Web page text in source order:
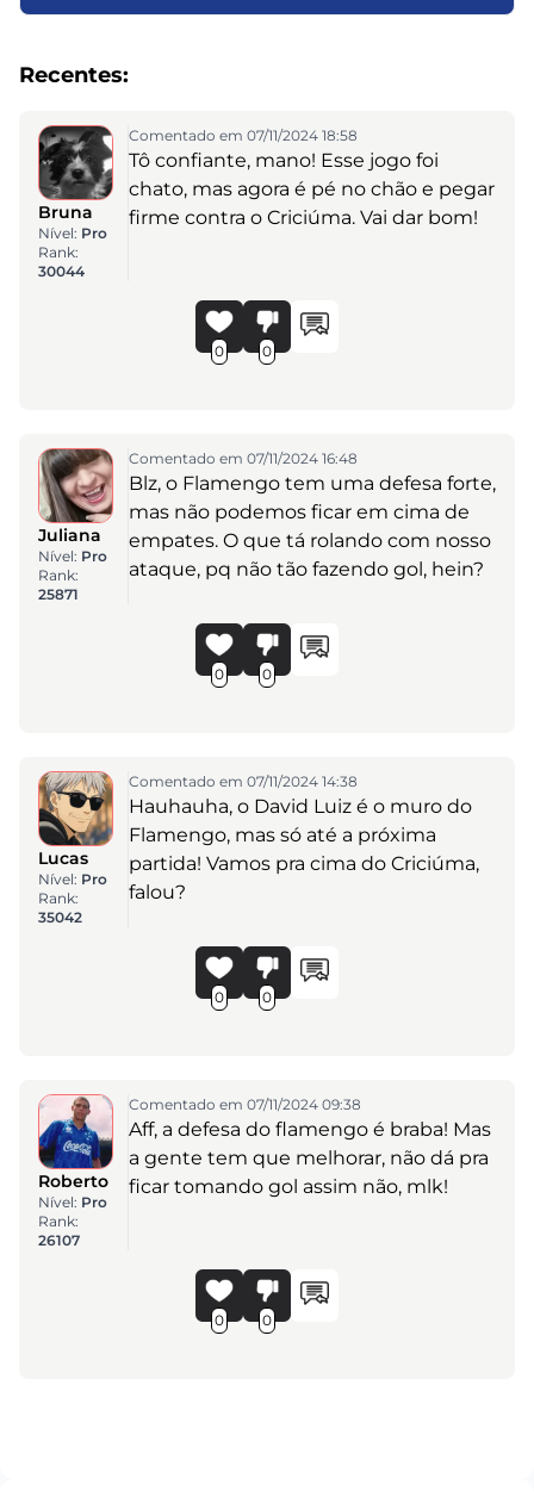
Recentes:
Bruna
Nível: Pro
Rank:
30044
Comentado em 07/11/2024 18:58
Tô confiante, mano! Esse jogo foi
chato, mas agora é pé no chão e pegar
firme contra o Criciúma. Vai dar bom!
0 0
Juliana
Nível: Pro
Rank:
25871
Comentado em 07/11/2024 16:48
Blz, o Flamengo tem uma defesa forte,
mas não podemos ficar em cima de
empates. O que tá rolando com nosso
ataque, pq não tão fazendo gol, hein?
0 0
Lucas
Nível: Pro
Rank:
35042
Comentado em 07/11/2024 14:38
Hauhauha, o David Luiz é o muro do
Flamengo, mas só até a próxima
partida! Vamos pra cima do Criciúma,
falou?
0 0
Roberto
Nível: Pro
Rank:
26107
Comentado em 07/11/2024 09:38
Aff, a defesa do flamengo é braba! Mas
a gente tem que melhorar, não dá pra
ficar tomando gol assim não, mlk!
0 0